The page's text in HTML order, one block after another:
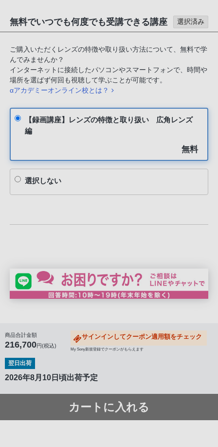
無料でいつでも何度でも受講できる講座 選択済み
ご購入いただくレンズの特徴や取り扱い方法について、無料で学
んでみませんか？
インターネットに接続したパソコンやスマートフォンで、時間や
場所を選ばず何回も視聴して学ぶことが可能です。
αアカデミーオンライン校とは？
【録画講座】レンズの特徴と取り扱い 広角レンズ
編
無料
選択しない
商品合計金額
216,700円(税込)
サインインしてクーポン適用額をチェック
My Sony新規登録でクーポンがもらえます
翌日出荷
2026年8月10日頃出荷予定
カートに入れる